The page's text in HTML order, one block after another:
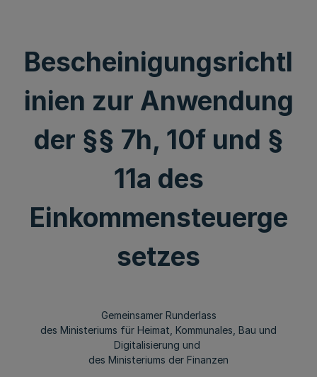
Bescheinigungsrichtl
inien zur Anwendung
der §§ 7h, 10f und §
11a des
Einkommensteuerge
setzes
Gemeinsamer Runderlass
des Ministeriums für Heimat, Kommunales, Bau und
Digitalisierung und
des Ministeriums der Finanzen